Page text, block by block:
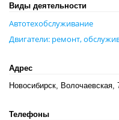
Виды деятельности
Автотехобслуживание
Двигатели: ремонт,
Адрес
Новосибирск, Волочаевская,
Телефоны